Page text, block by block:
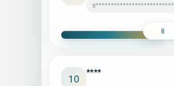
8
10 ****